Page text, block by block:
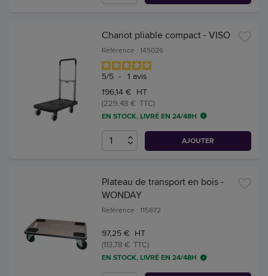
Chariot pliable compact - VISO
Référence : 145026
5/5 - 1 avis
196,14 € HT
(229,48 € TTC)
EN STOCK, LIVRÉ EN 24/48H
AJOUTER
Plateau de transport en bois -
WONDAY
Référence : 115872
97,25 € HT
(113,78 € TTC)
EN STOCK, LIVRÉ EN 24/48H